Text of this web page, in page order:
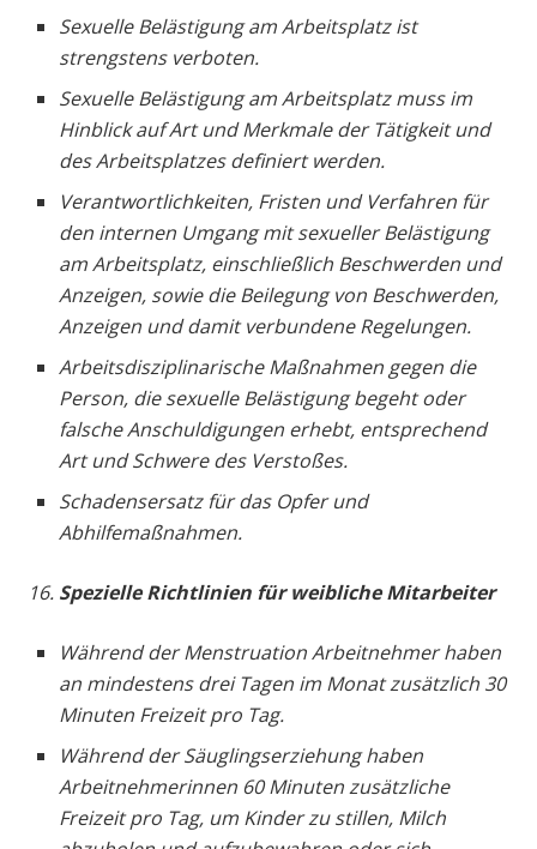
Sexuelle Belästigung am Arbeitsplatz ist
strengstens verboten.
Sexuelle Belästigung am Arbeitsplatz muss im
Hinblick auf Art und Merkmale der Tätigkeit und
des Arbeitsplatzes definiert werden.
Verantwortlichkeiten, Fristen und Verfahren für
den internen Umgang mit sexueller Belästigung
am Arbeitsplatz, einschließlich Beschwerden und
Anzeigen, sowie die Beilegung von Beschwerden,
Anzeigen und damit verbundene Regelungen.
Arbeitsdisziplinarische Maßnahmen gegen die
Person, die sexuelle Belästigung begeht oder
falsche Anschuldigungen erhebt, entsprechend
Art und Schwere des Verstoßes.
Schadensersatz für das Opfer und
Abhilfemaßnahmen.
SpezielleRichtlinien für weibliche Mitarbeiter
Während der Menstruation Arbeitnehmer haben
an mindestens drei Tagen im Monat zusätzlich 30
Minuten Freizeit pro Tag.
Während der Säuglingserziehung haben
Arbeitnehmerinnen 60 Minuten zusätzliche
Freizeit pro Tag, um Kinder zu stillen, Milch